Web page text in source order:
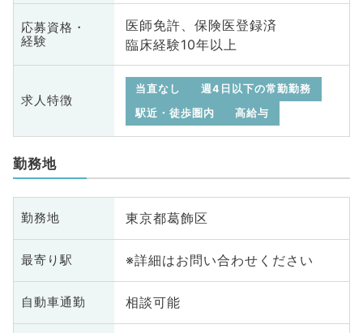
応募資格・
経験
医師免許、保険医登録済
臨床経験10年以上
求人特徴
当直なし
週4日以下の常勤勤務
駅近・徒歩圏内
高給与
勤務地
勤務地 東京都葛飾区
最寄り駅 ※詳細はお問い合わせください
自動車通勤 相談可能